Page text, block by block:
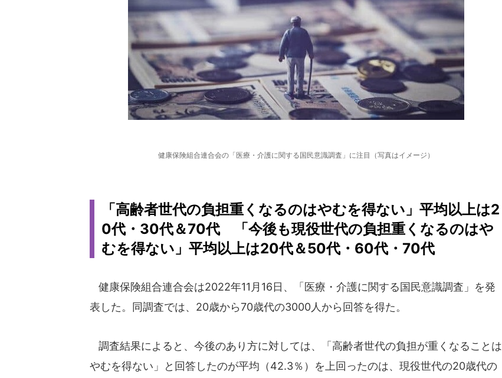
健康保険組合連合会の「医療・介護に関する国民意識調査」に注目（写真はイメージ）
「高齢者世代の負担重くなるのはやむを得ない」平均以上は2
0代・30代＆70代 「今後も現役世代の負担重くなるのはや
むを得ない」平均以上は20代＆50代・60代・70代
健康保険組合連合会は2022年11月16日、「医療・介護に関する国民意識調査」を発
表した。同調査では、20歳から70歳代の3000人から回答を得た。
調査結果によると、今後のあり方に対しては、「高齢者世代の負担が重くなることは
やむを得ない」と回答したのが平均（42.3％）を上回ったのは、現役世代の20歳代の